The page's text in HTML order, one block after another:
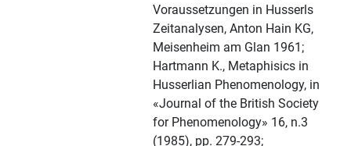
Voraussetzungen in Husserls
Zeitanalysen, Anton Hain KG,
Meisenheim am Glan 1961;
Hartmann K., Metaphisics in
Husserlian Phenomenology, in
«Journal of the British Society
for Phenomenology» 16, n.3
(1985), pp. 279-293;